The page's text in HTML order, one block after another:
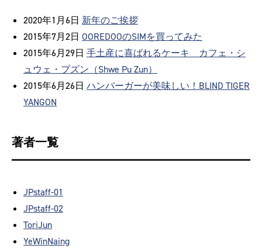
2020年1月6日 新年のご挨拶
2015年7月2日 OOREDOOのSIMを買ってみた
2015年6月29日 手土産に喜ばれるケーキ カフェ・シ
ュウェ・プズン（Shwe Pu Zun）
2015年6月26日 ハンバーガーが美味しい！BLIND TIGER
YANGON
著者一覧
JPstaff-01
JPstaff-02
ToriJun
YeWinNaing